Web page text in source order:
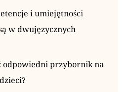
i umiejętności
w dwujęzycznych
odpowiedni przybornik na